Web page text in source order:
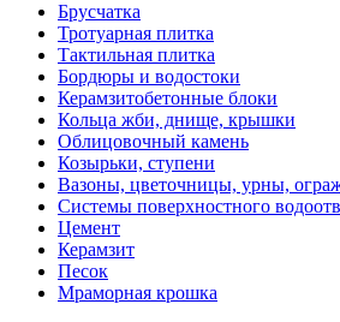
Брусчатка
Тротуарная плитка
Тактильная плитка
Бордюры и водостоки
Керамзитобетонные блоки
Кольца жби, днище, крышки
Облицовочный камень
Козырьки, ступени
Вазоны, цветочницы, урны,
Системы поверхностного
Цемент
Керамзит
Песок
Мраморная крошка